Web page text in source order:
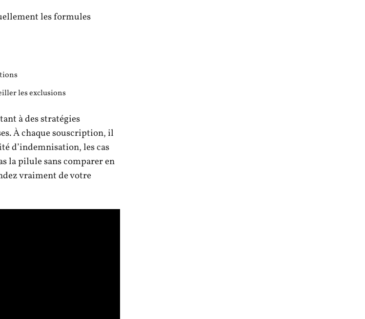
les formules
les exclusions
à des stratégies
À chaque souscription, il
d’indemnisation, les cas
la pilule sans comparer en
vraiment de votre